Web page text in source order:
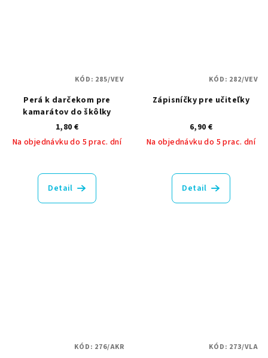
Perá k darčekom pre
kamarátov do škôlky
1,80 €
Na objednávku do 5 prac. dní
Detail
KÓD: 285/VEV
Zápisníčky pre učiteľky
6,90 €
Na objednávku do 5 prac. dní
Detail
KÓD: 282/VEV
KÓD: 276/AKR KÓD: 273/VLA